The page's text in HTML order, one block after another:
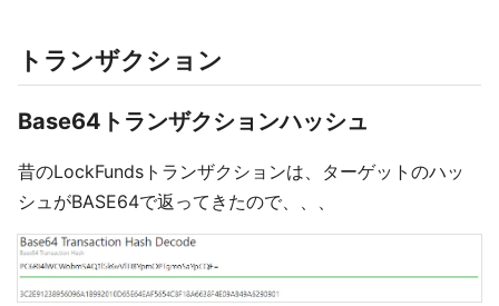
トランザクション
Base64トランザクションハッシュ
昔のLockFundsトランザクションは、ターゲットのハッ
シュがBASE64で返ってきたので、、、